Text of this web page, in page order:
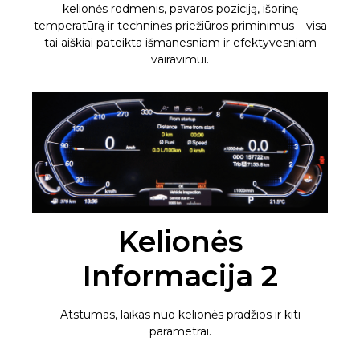
kelionės rodmenis, pavaros poziciją, išorinę
temperatūrą ir techninės priežiūros priminimus – visa
tai aiškiai pateikta išmanesniam ir efektyvesniam
vairavimui.
Kelionės
Informacija 2
Atstumas, laikas nuo kelionės pradžios ir kiti
parametrai.